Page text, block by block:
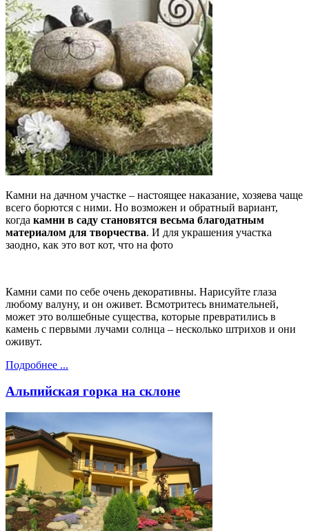
Камни на дачном участке – настоящее наказание, хозяева чаще
всего борются с ними. Но возможен и обратный вариант,
когда камни в саду становятся весьма благодатным
материалом для творчества. И для украшения участка
заодно, как это вот кот, что на фото
Камни сами по себе очень декоративны. Нарисуйте глаза
любому валуну, и он оживет. Всмотритесь внимательней,
может это волшебные существа, которые превратились в
камень с первыми лучами солнца – несколько штрихов и они
оживут.
Подробнее ...
Альпийская горка на склоне